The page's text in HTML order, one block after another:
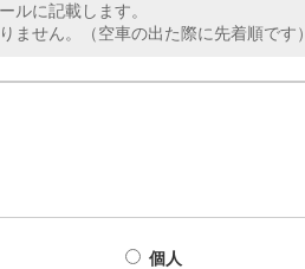
ルに記載します。
せん。（空車の出た際に先着順です）
個人